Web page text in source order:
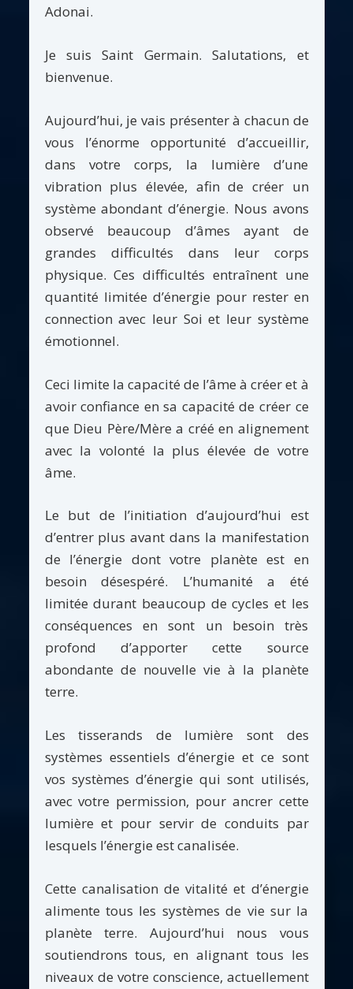
Adonai.
Je suis Saint Germain. Salutations, et
bienvenue.
Aujourd’hui, je vais présenter à chacun de
vous l’énorme opportunité d’accueillir,
dans votre corps, la lumière d’une
vibration plus élevée, afin de créer un
système abondant d’énergie. Nous avons
observé beaucoup d’âmes ayant de
grandes difficultés dans leur corps
physique. Ces difficultés entraînent une
quantité limitée d’énergie pour rester en
connection avec leur Soi et leur système
émotionnel.
Ceci limite la capacité de l’âme à créer et à
avoir confiance en sa capacité de créer ce
que Dieu Père/Mère a créé en alignement
avec la volonté la plus élevée de votre
âme.
Le but de l’initiation d’aujourd’hui est
d’entrer plus avant dans la manifestation
de l’énergie dont votre planète est en
besoin désespéré. L’humanité a été
limitée durant beaucoup de cycles et les
conséquences en sont un besoin très
profond d’apporter cette source
abondante de nouvelle vie à la planète
terre.
Les tisserands de lumière sont des
systèmes essentiels d’énergie et ce sont
vos systèmes d’énergie qui sont utilisés,
avec votre permission, pour ancrer cette
lumière et pour servir de conduits par
lesquels l’énergie est canalisée.
Cette canalisation de vitalité et d’énergie
alimente tous les systèmes de vie sur la
planète terre. Aujourd’hui nous vous
soutiendrons tous, en alignant tous les
niveaux de votre conscience, actuellement